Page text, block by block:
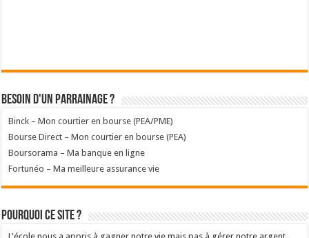
Besoin d'un parrainage ?
Binck – Mon courtier en bourse (PEA/PME)
Bourse Direct – Mon courtier en bourse (PEA)
Boursorama – Ma banque en ligne
Fortunéo – Ma meilleure assurance vie
Pourquoi ce site ?